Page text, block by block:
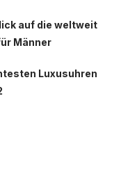
auf die weltweit
Männer
Luxusuhren